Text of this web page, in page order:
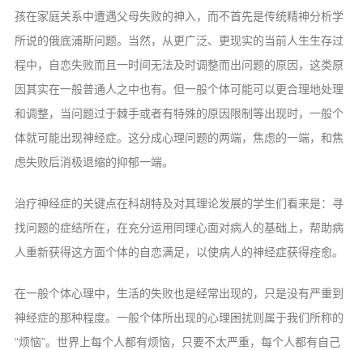
孩在家庭关系中遭遇父母失败的神入，而不首先是传统精神分析学
所说的俄底浦斯问题。当然，从更广泛、更现实的当前人生生存过
程中，自恋失败而且一时间无法及时调整而出问题的原因，这类原
因其实在一般普通人之中也有。但一般个体可能可以更合理地处理
和调整，当问题过于棘手或者有特殊的原因限制等出现时，一般个
体就可能出现神经症。这分成心理问题的两端，焦虑的一端，和焦
虑失败后消极退缩的抑郁一端。
治疗神经症的关键点在科胡特及对其理论发展的学生们看来是：寻
找问题的症结所在，在充分运用同理心面对病人的基础上，帮助病
人重新获得这方面个体的自恋满足，以使病人的神经症获得痊愈。
在一般个体心理中，生活的失败也是经常出现的，只是没有严重到
神经症的那种程度。一般个体所出现的心理困扰则属于我们所称的
“烦恼”。世界上每个人都有烦恼，只要不太严重，每个人都有自己